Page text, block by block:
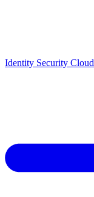
Identity Security Cloud